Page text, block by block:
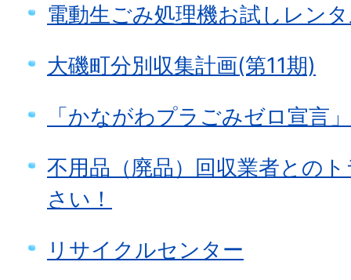
電動生ごみ処理機お試しレン
大磯町分別収集計画(第11期)
「かながわプラごみゼロ宣言
不用品（廃品）回収業者との
さい！
リサイクルセンター